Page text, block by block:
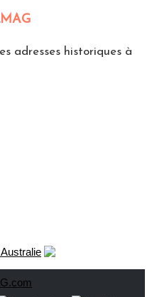
MAG
adresses historiques à